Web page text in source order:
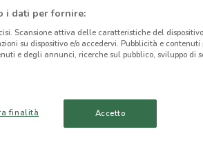
i dati per fornire:
Scansione attiva delle caratteristiche del
su dispositivo e/o accedervi. Pubblicità e contenuti
e degli annunci, ricerche sul pubblico, sviluppo di
finalità Accetto